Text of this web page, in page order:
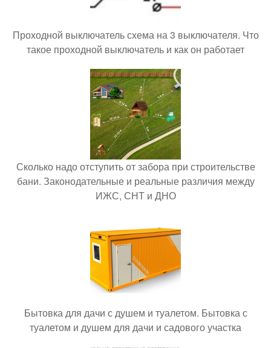
Проходной выключатель схема на 3 выключателя. Что
такое проходной выключатель и как он работает
Сколько надо отступить от забора при строительстве
бани. Законодательные и реальные различия между
ИЖС, СНТ и ДНО
Бытовка для дачи с душем и туалетом. Бытовка с
туалетом и душем для дачи и садового участка